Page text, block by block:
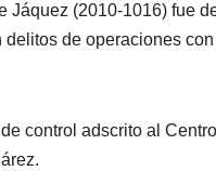
Jáquez (2010-1016) fue
de operaciones
control adscrito al